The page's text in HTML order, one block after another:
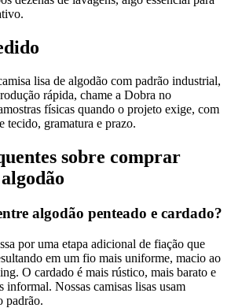
lisa de algodão com padrão industrial,
rápida, chame a Dobra no
físicas quando o projeto exige, com
tecido, gramatura e prazo.
sobre comprar
algodão penteado e cardado?
por uma etapa adicional de fiação que
em um fio mais uniforme, macio ao
O cardado é mais rústico, mais barato e
informal. Nossas camisas lisas usam
padrão.